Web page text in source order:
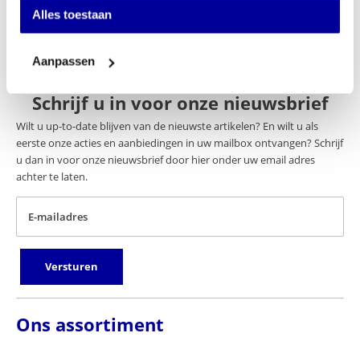
Alles toestaan
Aanpassen
Winkel sinds 1950
1000+ producten in voorraad
Schrijf u in voor onze nieuwsbrief
Wilt u up-to-date blijven van de nieuwste artikelen? En wilt u als
eerste onze acties en aanbiedingen in uw mailbox ontvangen? Schrijf
u dan in voor onze nieuwsbrief door hier onder uw email adres
achter te laten.
E-mailadres
Versturen
Ons assortiment